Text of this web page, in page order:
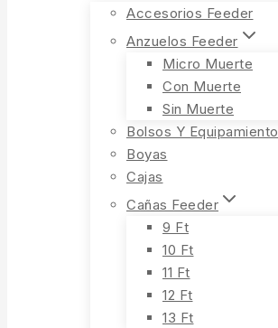
Accesorios Feeder
Anzuelos Feeder
Micro Muerte
Con Muerte
Sin Muerte
Bolsos Y Equipamiento
Boyas
Cajas
Cañas Feeder
9 Ft
10 Ft
11 Ft
12 Ft
13 Ft